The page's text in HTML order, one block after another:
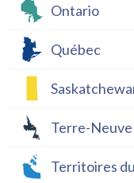
Ontario
Québec
Terre-
Territoires